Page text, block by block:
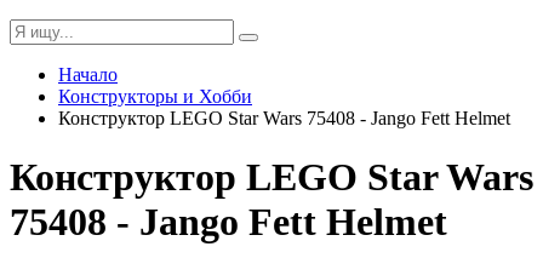
Начало
Конструкторы и Хобби
Конструктор LEGO Star Wars 75408 - Jango Fett Helmet
Конструктор LEGO Star Wars
75408 - Jango Fett Helmet